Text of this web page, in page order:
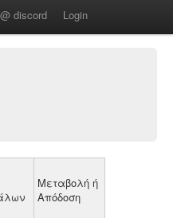
discord Login
Μεταβολή ή
Απόδοση